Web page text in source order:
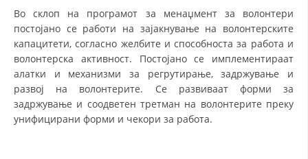
КРВОДАРИТЕЛСТВО
ИНФОРМАЦИИ ЗА БОЛЕСТИ
МЕНАЏМЕНТ НА ВОЛОНТЕРИ
Во склоп на програмот за менаџмент за волонтери
постојано се работи на зајакнување на волонтерските
капацитети, согласно желбите и способноста за работа и
волонтерска активност. Постојано се имплементираат
алатки и механизми за регрутирање, задржување и
развој на волонтерите. Се развиваат форми за
задржување и соодветен третман на волонтерите преку
унифицирани форми и чекори за работа.